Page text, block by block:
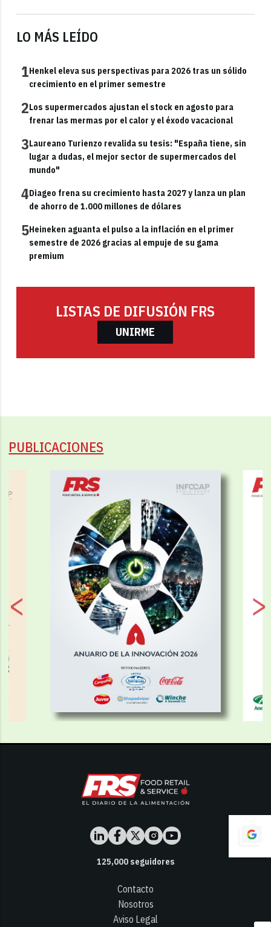
LO MÁS LEÍDO
1Henkel eleva sus perspectivas para 2026 tras un sólido
crecimiento en el primer semestre
2Los supermercados ajustan el stock en agosto para
frenar las mermas por el calor y el éxodo vacacional
3Laureano Turienzo revalida su tesis: "España tiene, sin
lugar a dudas, el mejor sector de supermercados del
mundo"
4Diageo frena su crecimiento hasta 2027 y lanza un plan
de ahorro de 1.000 millones de dólares
5Heineken aguanta el pulso a la inflación en el primer
semestre de 2026 gracias al empuje de su gama
premium
LISTAS DE DIFUSIÓN FRS
UNIRME
PUBLICACIONES
125,000seguidores
Contacto
Nosotros
Aviso Legal